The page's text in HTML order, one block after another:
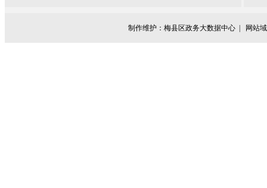
制作维护：梅县区政务大数据中心 | 网站